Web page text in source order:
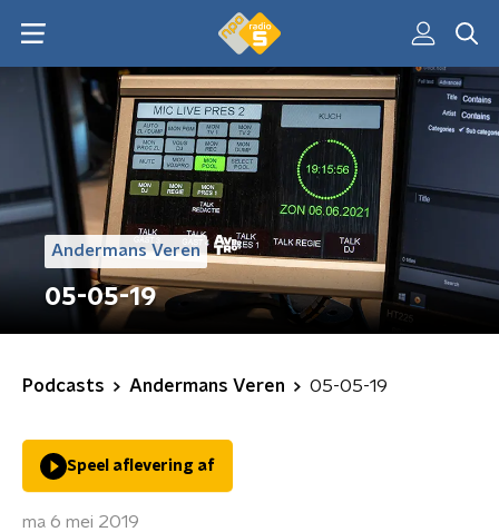
Andermans Veren
05-05-19
Podcasts Andermans Veren 05-05-19
Speel aflevering af
ma 6 mei 2019